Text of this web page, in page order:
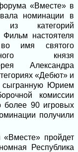
«Вместе» в
номинации в
из категорий
Фильм настоятеля
имя святого
князя
Александра
«Дебют» и
сыгранную Юрием
комиссии
более 90 игровых
получили
пройдет
Республика